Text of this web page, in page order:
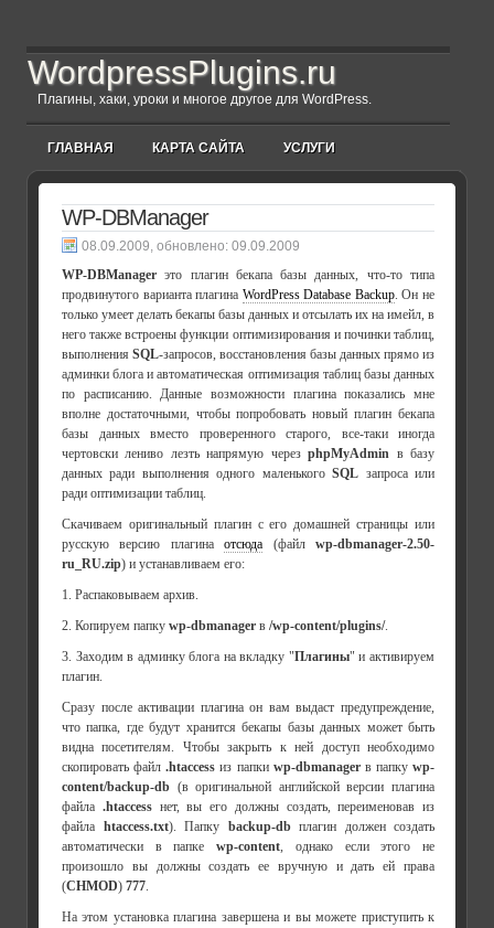
WordpressPlugins.ru
Плагины, хаки, уроки и многое другое для WordPress.
ГЛАВНАЯ КАРТА САЙТА УСЛУГИ
WP-DBManager
09.09.2009
, обновлено:
WP-DBManager это плагин бекапа базы данных, что-то типа
продвинутого варианта плагина WordPress Database Backup. Он не
только умеет делать бекапы базы данных и отсылать их на имейл, в
него также встроены функции оптимизирования и починки таблиц,
выполнения SQL-запросов, восстановления базы данных прямо из
админки блога и автоматическая оптимизация таблиц базы данных
по расписанию. Данные возможности плагина показались мне
вполне достаточными, чтобы попробовать новый плагин бекапа
базы данных вместо проверенного старого, все-таки иногда
чертовски лениво лезть напрямую черезphpMyAdmin в базу
данных ради выполнения одного маленькогоSQL запроса или
ради оптимизации таблиц.
Скачиваем оригинальный плагин с его домашней страницы или
русскую версию плагинаотсюда (файлwp-dbmanager-2.50-
ru_RU.zip) и устанавливаем его:
1. Распаковываем архив.
2. Копируем папку wp-dbmanager в /wp-content/plugins/.
3. Заходим в админку блога на вкладку "Плагины" и активируем
плагин.
Сразу после активации плагина он вам выдаст предупреждение,
что папка, где будут хранится бекапы базы данных может быть
видна посетителям. Чтобы закрыть к ней доступ необходимо
скопировать файл.htaccess из папки wp-dbmanagerв папку wp-
content/backup-db (в оригинальной английской версии плагина
файла .htaccessнет, вы его должны создать, переименовав из
файла htaccess.txt). Папку backup-dbплагин должен создать
автоматически в папкеwp-content, однако если этого не
произошло вы должны создать ее вручную и дать ей права
(CHMOD) 777.
На этом установка плагина завершена и вы можете приступить к